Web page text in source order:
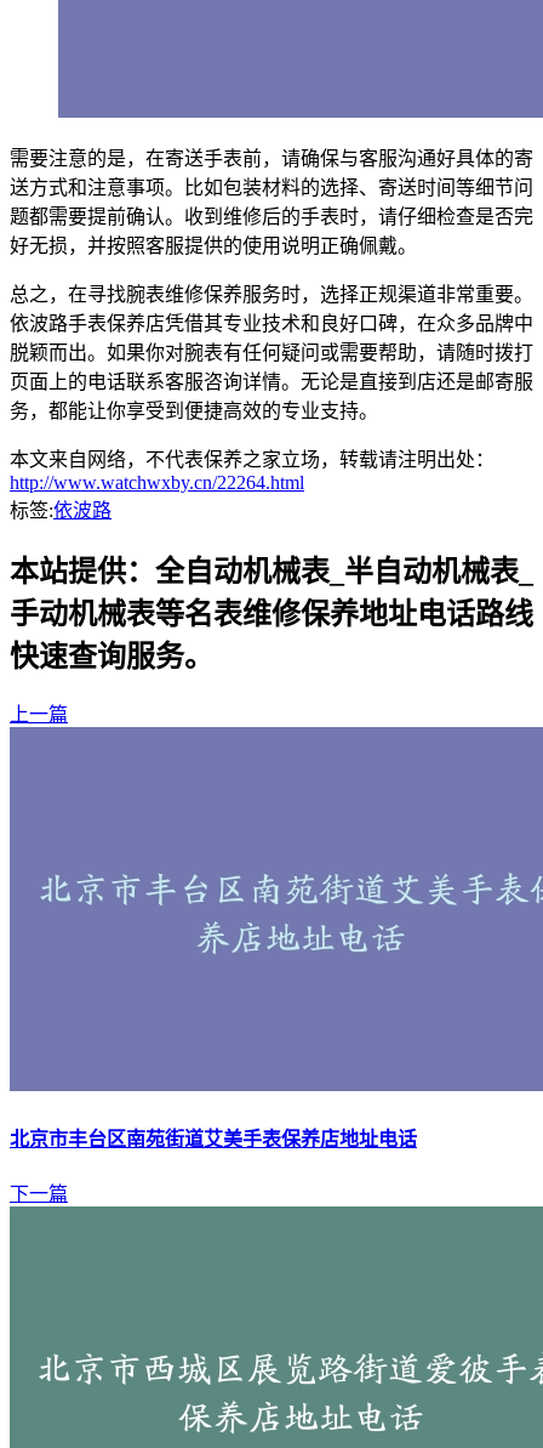
需要注意的是，在寄送手表前，请确保与客服沟通好具体的寄
送方式和注意事项。比如包装材料的选择、寄送时间等细节问
题都需要提前确认。收到维修后的手表时，请仔细检查是否完
好无损，并按照客服提供的使用说明正确佩戴。
总之，在寻找腕表维修保养服务时，选择正规渠道非常重要。
依波路手表保养店凭借其专业技术和良好口碑，在众多品牌中
脱颖而出。如果你对腕表有任何疑问或需要帮助，请随时拨打
页面上的电话联系客服咨询详情。无论是直接到店还是邮寄服
务，都能让你享受到便捷高效的专业支持。
本文来自网络，不代表保养之家立场，转载请注明出处：
http://www.watchwxby.cn/22264.html
标签:依波路
本站提供：全自动机械表_半自动机械表_
手动机械表等名表维修保养地址电话路线
快速查询服务。
上一篇
北京市丰台区南苑街道艾美手表保养店地址电话
下一篇